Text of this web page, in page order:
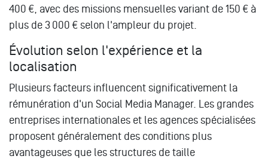
400 €, avec des missions mensuelles variant de 150 € à
plus de 3 000 € selon l'ampleur du projet.
Évolution selon l'expérience et la
localisation
Plusieurs facteurs influencent significativement la
rémunération d'un Social Media Manager. Les grandes
entreprises internationales et les agences spécialisées
proposent généralement des conditions plus
avantageuses que les structures de taille